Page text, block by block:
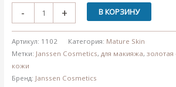
-
Luxury
Oil
Cleanser
+ В КОРЗИНУ
Артикул: 1102 Категория: Mature Skin
Метки: Janssen Cosmetics, для макияжа, золотая
кожи
Бренд: Janssen Cosmetics